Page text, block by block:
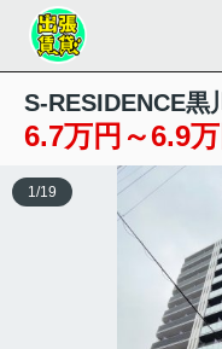
S-RESIDENCE黒
6.7万円～6.9万
1 /19